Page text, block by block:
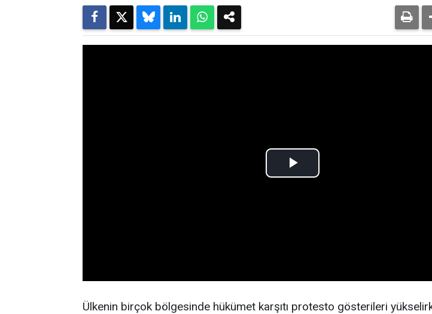
Ülkenin birçok bölgesinde hükümet karşıtı protesto gösterileri